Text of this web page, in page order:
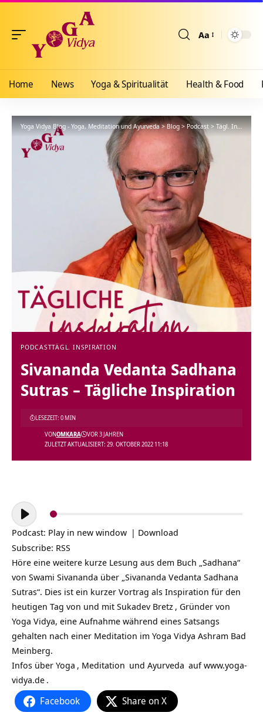
Aa
Home News Yoga & Spiritualität Health & Food
Yoga Vidya Blog - Yoga, Meditation und Ayurveda>Blog>Podcast>Tägl. Inspiration
PODCASTTÄGL. INSPIRATION
Sivananda Vedanta Sadhana
Sutras – Tägliche Inspiration
ZULETZT AKTUALISIERT: 29. OKTOBER 2022 11:18
VONOMKARA VOR 3 JAHREN
LESEZEIT: 0 MIN
Audio-
Player
Podcast: Play in new window | Download
Subscribe: RSS
Höre eine weitere kurze Lesung aus dem Buch „Sadhana“
von Swami Sivananda über „Sivananda Vedanta Sadhana
Sutras“. Dies ist ein kurzer Vortrag als Inspiration für den
heutigen Tag von und mit Sukadev Bretz , Gründer von
Yoga Vidya, eine Aufnahme während eines Satsangs
gehalten nach einer Meditation im Yoga Vidya Ashram Bad
Meinberg.
Infos über Yoga , Meditation und Ayurveda aufwww.yoga-
vidya.de .
Facebook Share on X